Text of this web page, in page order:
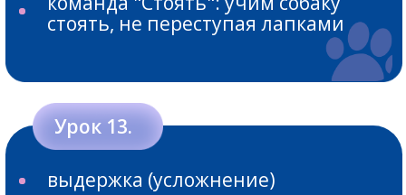
Умение пользоваться
инструментами
формирования желательного
поведения в разных ситуациях, с
которыми вы сталкиваетесь на